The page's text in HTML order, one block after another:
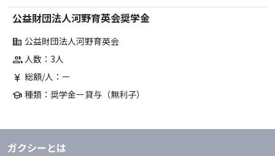
公益財団法人河野育英会奨学金
corporate_fare 公益財団法人河野育英会
group人数：3人
currency_yen 総額/人：ー
school 種類：奨学金ー貸与（無利子）
ガクシーとは